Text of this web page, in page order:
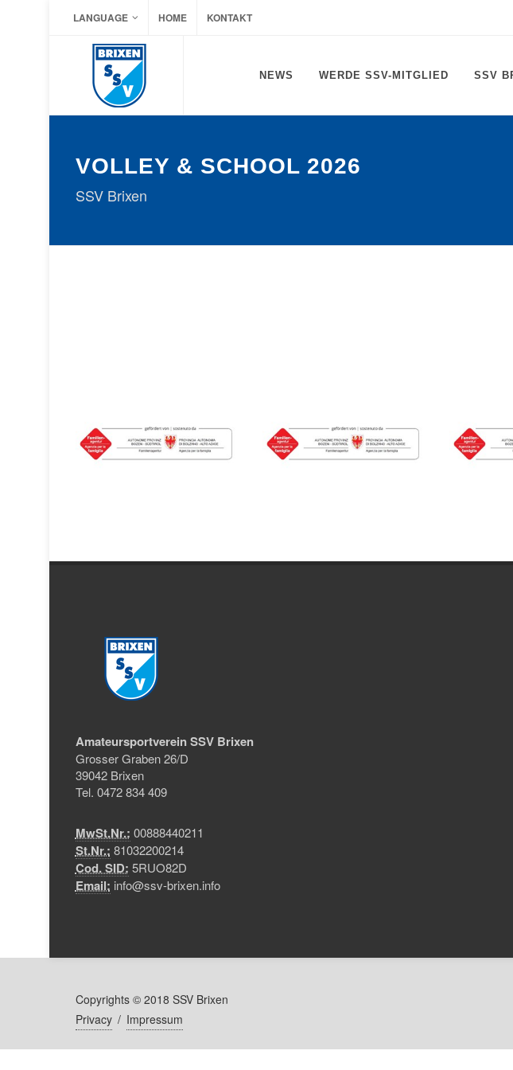
LANGUAGE HOME KONTAKT
NEWS WERDE SSV-MITGLIED SSV
VOLLEY & SCHOOL 2026
SSV Brixen
Amateursportverein SSV Brixen
Grosser Graben 26/D
39042 Brixen
Tel. 0472 834 409
MwSt.Nr.: 00888440211
St.Nr.: 81032200214
Cod. SID: 5RUO82D
Email: info@ssv-brixen.info
Copyrights © 2018 SSV Brixen
Privacy / Impressum